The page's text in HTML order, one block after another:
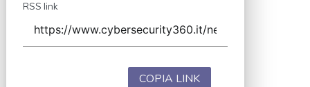
RSS link
COPIA LINK